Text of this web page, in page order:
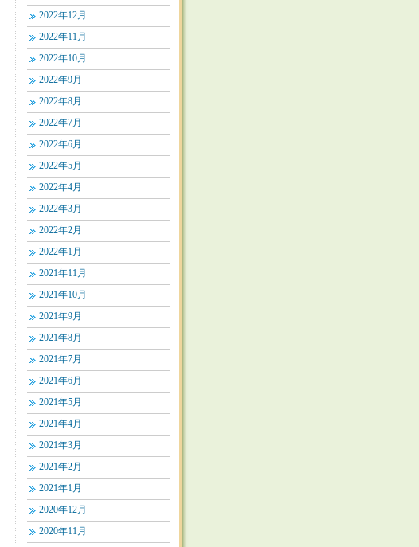
2022年12月
2022年11月
2022年10月
2022年9月
2022年8月
2022年7月
2022年6月
2022年5月
2022年4月
2022年3月
2022年2月
2022年1月
2021年11月
2021年10月
2021年9月
2021年8月
2021年7月
2021年6月
2021年5月
2021年4月
2021年3月
2021年2月
2021年1月
2020年12月
2020年11月